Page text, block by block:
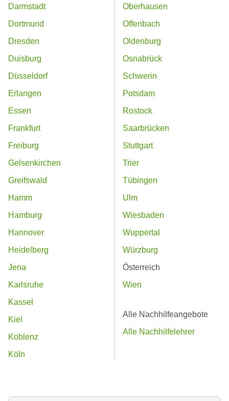
Darmstadt
Dortmund
Dresden
Duisburg
Düsseldorf
Erlangen
Essen
Frankfurt
Freiburg
Gelsenkirchen
Greifswald
Hamm
Hamburg
Hannover
Heidelberg
Jena
Karlsruhe
Kassel
Kiel
Koblenz
Köln
Oberhausen
Offenbach
Oldenburg
Osnabrück
Schwerin
Potsdam
Rostock
Saarbrücken
Stuttgart
Trier
Tübingen
Ulm
Wiesbaden
Wuppertal
Würzburg
Österreich
Wien
Alle Nachhilfeangebote
Alle Nachhilfelehrer